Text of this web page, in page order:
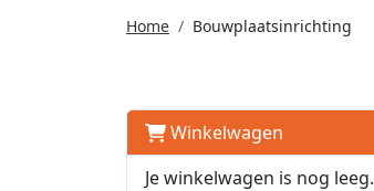
Home
Bouwplaatsinrichting
Winkelwagen
Je winkelwagen is nog leeg.